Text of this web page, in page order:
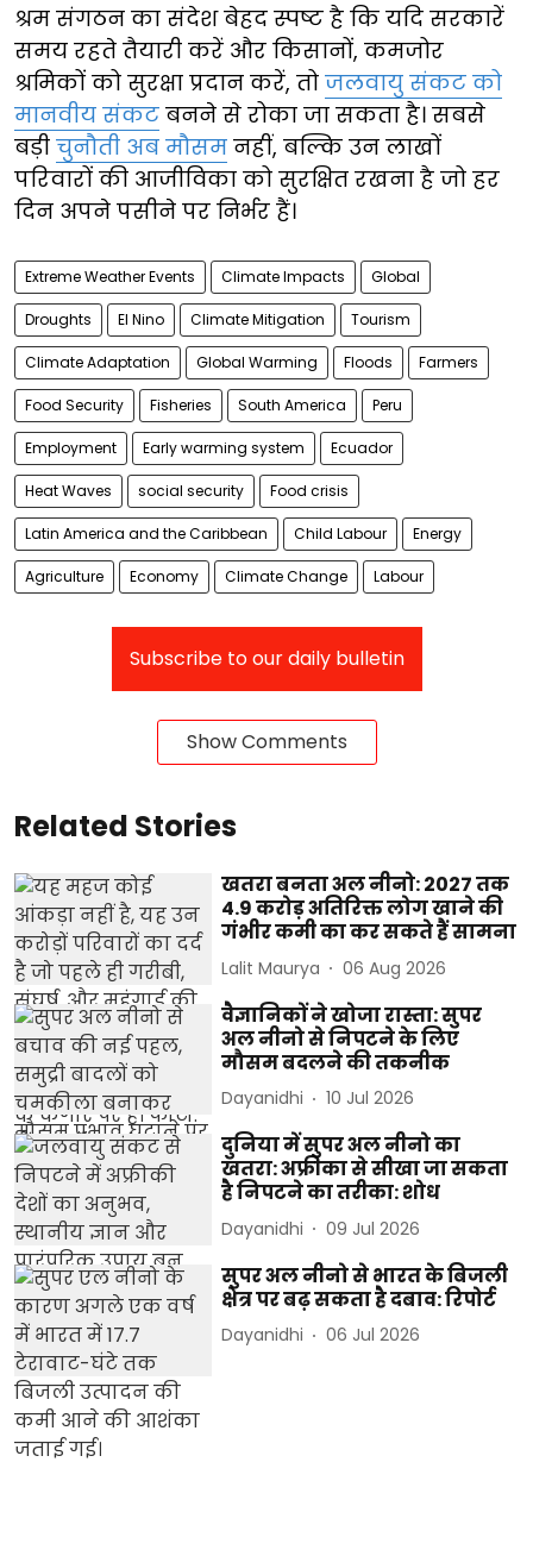
श्रम संगठन का संदेश बेहद स्पष्ट है कि यदि सरकारें
समय रहते तैयारी करें और किसानों, कमजोर
श्रमिकों को सुरक्षा प्रदान करें, तो जलवायु संकट को
मानवीय संकट बनने से रोका जा सकता है। सबसे
बड़ी चुनौती अब मौसम नहीं, बल्कि उन लाखों
परिवारों की आजीविका को सुरक्षित रखना है जो हर
दिन अपने पसीने पर निर्भर हैं।
Extreme Weather Events Climate Impacts Global
Droughts El Nino Climate Mitigation Tourism
Climate Adaptation Global Warming Floods Farmers
Food Security Fisheries South America Peru
Employment Early warming system Ecuador
Heat Waves social security Food crisis
Latin America and the Caribbean Child Labour Energy
Agriculture Economy Climate Change Labour
Subscribe to our daily bulletin
Show Comments
Related Stories
खतरा बनता अल नीनो: 2027 तक
4.9 करोड़ अतिरिक्त लोग खाने की
गंभीर कमी का कर सकते हैं सामना
Lalit Maurya 06 Aug 2026
वैज्ञानिकों ने खोजा रास्ता: सुपर
अल नीनो से निपटने के लिए
मौसम बदलने की तकनीक
Dayanidhi 10 Jul 2026
दुनिया में सुपर अल नीनो का
खतरा: अफ्रीका से सीखा जा सकता
है निपटने का तरीका: शोध
Dayanidhi 09 Jul 2026
सुपर अल नीनो से भारत के बिजली
क्षेत्र पर बढ़ सकता है दबाव: रिपोर्ट
Dayanidhi 06 Jul 2026